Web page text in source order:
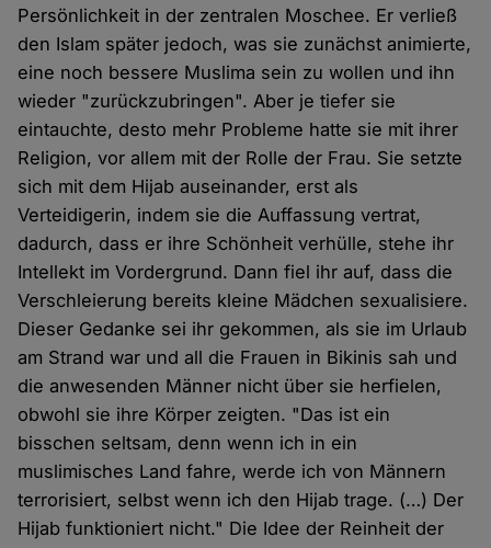
Persönlichkeit in der zentralen Moschee. Er verließ
den Islam später jedoch, was sie zunächst animierte,
eine noch bessere Muslima sein zu wollen und ihn
wieder "zurückzubringen". Aber je tiefer sie
eintauchte, desto mehr Probleme hatte sie mit ihrer
Religion, vor allem mit der Rolle der Frau. Sie setzte
sich mit dem Hijab auseinander, erst als
Verteidigerin, indem sie die Auffassung vertrat,
dadurch, dass er ihre Schönheit verhülle, stehe ihr
Intellekt im Vordergrund. Dann fiel ihr auf, dass die
Verschleierung bereits kleine Mädchen sexualisiere.
Dieser Gedanke sei ihr gekommen, als sie im Urlaub
am Strand war und all die Frauen in Bikinis sah und
die anwesenden Männer nicht über sie herfielen,
obwohl sie ihre Körper zeigten. "Das ist ein
bisschen seltsam, denn wenn ich in ein
muslimisches Land fahre, werde ich von Männern
terrorisiert, selbst wenn ich den Hijab trage. (…) Der
Hijab funktioniert nicht." Die Idee der Reinheit der